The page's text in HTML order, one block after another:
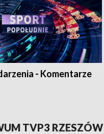
- Komentarze
TVP3 RZESZÓW